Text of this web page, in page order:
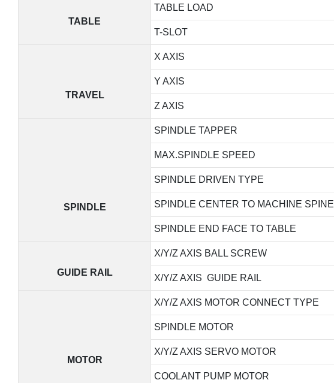
TABLE
TABLE LOAD
T-SLOT
TRAVEL
X AXIS
Y AXIS
Z AXIS
SPINDLE
SPINDLE TAPPER
MAX.SPINDLE SPEED
SPINDLE DRIVEN TYPE
SPINDLE CENTER TO MACHINE SPINE
SPINDLE END FACE TO TABLE
GUIDE RAIL
X/Y/Z AXIS BALL SCREW
X/Y/Z AXIS GUIDE RAIL
MOTOR
X/Y/Z AXIS MOTOR CONNECT TYPE
SPINDLE MOTOR
X/Y/Z AXIS SERVO MOTOR
COOLANT PUMP MOTOR